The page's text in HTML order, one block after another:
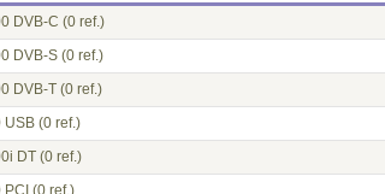
DVB-C (0 ref.)
DVB-S (0 ref.)
DVB-T (0 ref.)
USB (0 ref.)
DT (0 ref.)
(0 ref.)